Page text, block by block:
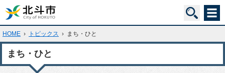
HOME › トピックス › まち・ひと
まち・ひと